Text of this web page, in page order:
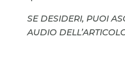
SE DESIDERI, PUOI
AUDIO